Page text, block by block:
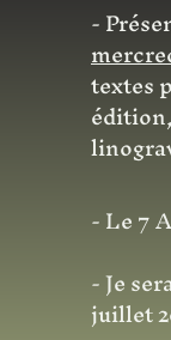
-
textes
- Le 7
- Je
juillet